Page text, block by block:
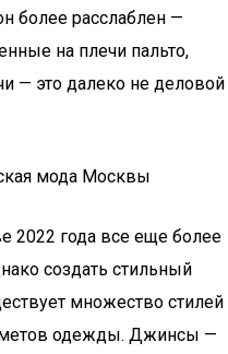
более расслаблен —
на плечи пальто,
— это далеко не деловой
мода Москвы
2022 года все еще более
создать стильный
множество стилей
одежды. Джинсы —